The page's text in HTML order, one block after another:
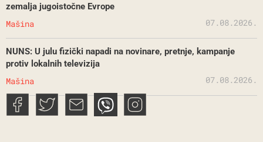
zemalja jugoistočne Evrope
Mašina 07.08.2026.
NUNS: U julu fizički napadi na novinare, pretnje, kampanje
protiv lokalnih televizija
Mašina 07.08.2026.